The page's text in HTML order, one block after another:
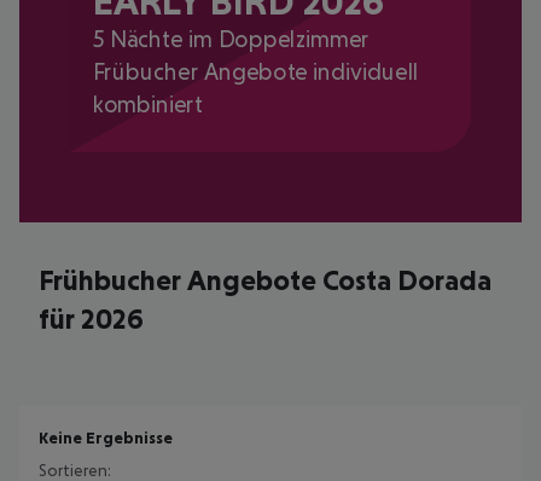
5 Nächte im Doppelzimmer
Frübucher Angebote individuell
kombiniert
Frühbucher Angebote Costa Dorada
für 2026
Keine Ergebnisse
Sortieren: